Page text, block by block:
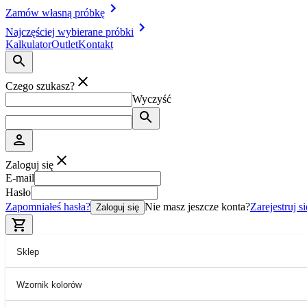
Zamów własną próbkę
Najczęściej wybierane próbki
KalkulatorOutletKontakt
Czego szukasz?
Wyczyść
Zaloguj się
E-mail
Hasło
Zapomniałeś hasła? Zaloguj się Nie masz jeszcze konta?Zarejestruj
Sklep
Wzornik kolorów